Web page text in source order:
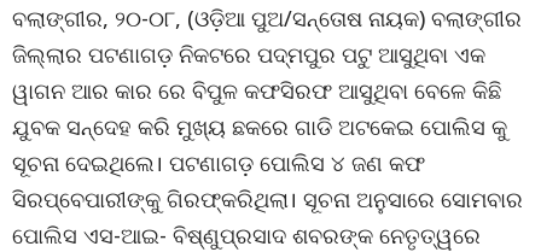
ବଲାଙ୍ଗୀର, ୨୦-୦୮, (ଓଡ଼ିଆ ପୁଅ/ସନ୍ତୋଷ ନାୟକ) ବଲାଙ୍ଗୀର
ଜିଲ୍ଲାର ପଟଣାଗଡ଼ ନିକଟରେ ପଦ୍ମପୁର ପଟୁ ଆସୁଥିବା ଏକ
ୱାଗନ ଆର କାର ରେ ବିପୁଳ କଫସିରଫ ଆସୁଥିବା ବେଳେ କିଛି
ଯୁବକ ସନ୍ଦେହ କରି ମୁଖ୍ୟ ଛକରେ ଗାଡି ଅଟକେଇ ପୋଲିସ କୁ
ସୂଚନା ଦେଇଥିଲେ। ପଟଣାଗଡ଼ ପୋଲିସ ୪ ଜଣ କଫ
ସିରପ୍‌ବେପାରୀଙ୍କୁ ଗିରଫ୍‌କରିଥିଲା। ସୂଚନା ଅନୁସାରେ ସୋମବାର
ପୋଲିସ ଏସ-ଆଇ- ବିଷ୍ଣୁପ୍ରସାଦ ଶବରଙ୍କ ନେତୃତ୍ୱରେ